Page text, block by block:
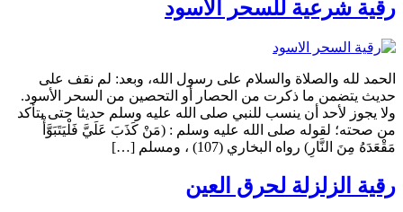
رقية شرعية للسحر الأسود
الحمد لله والصلاة والسلام على رسول الله، وبعد: لم نقف على
حديث يتضمن ما ذكرت من الحصار أو التحصين من السحر الأسود.
ولا يجوز لأحد أن ينسب للنبي صلى الله عليه وسلم حديثا حتى يتأكد
من صحته؛ لقوله صلى الله عليه وسلم : (مَنْ كَذَبَ عَلَيَّ فَلْيَتَبَوَّأْ
مَقْعَدَهُ مِنَ النَّارِ) رواه البخاري (107) ، ومسلم […]
رقية الزلزلة لحرق العين